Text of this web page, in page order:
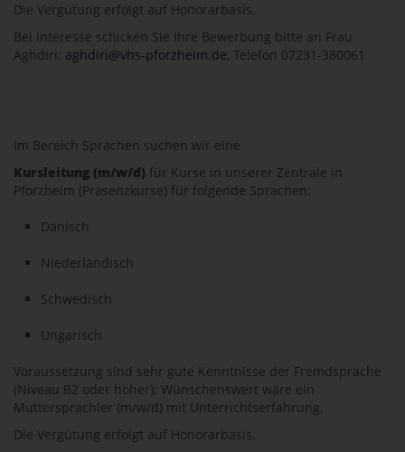
Die Vergütung erfolgt auf Honorarbasis.
Bei Interesse schicken Sie Ihre Bewerbung bitte an Frau
Aghdiri: aghdiri@vhs-pforzheim.de, Telefon 07231-380061
Im Bereich Sprachen suchen wir eine
Kursleitung (m/w/d) für Kurse in unserer Zentrale in
Pforzheim (Präsenzkurse) für folgende Sprachen:
Dänisch
Niederländisch
Schwedisch
Ungarisch
Voraussetzung sind sehr gute Kenntnisse der Fremdsprache
(Niveau B2 oder höher); Wünschenswert wäre ein
Muttersprachler (m/w/d) mit Unterrichtserfahrung,
Die Vergütung erfolgt auf Honorarbasis.